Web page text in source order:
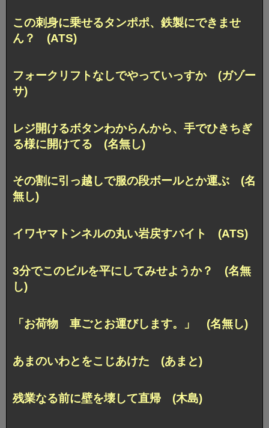
この刺身に乗せるタンポポ、鉄製にできませ
ん？ (ATS)
フォークリフトなしでやっていっすか (ガゾー
サ)
レジ開けるボタンわからんから、手でひきちぎ
る様に開けてる (名無し)
その割に引っ越しで服の段ボールとか運ぶ (名
無し)
イワヤマトンネルの丸い岩戻すバイト (ATS)
3分でこのビルを平にしてみせようか？ (名無
し)
「お荷物 車ごとお運びします。」 (名無し)
あまのいわとをこじあけた (あまと)
残業なる前に壁を壊して直帰 (木島)